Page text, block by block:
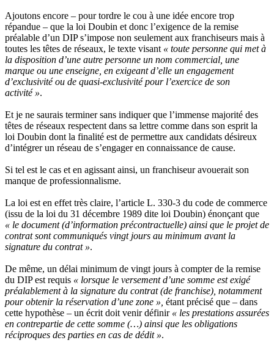
Ajoutons encore – pour tordre le cou à une idée encore trop
répandue – que la loi Doubin et donc l’exigence de la remise
préalable d’un DIP s’impose non seulement aux franchiseurs mais à
toutes les têtes de réseaux, le texte visant « toute personne qui met à
la disposition d’une autre personne un nom commercial, une
marque ou une enseigne, en exigeant d’elle un engagement
d’exclusivité ou de quasi-exclusivité pour l’exercice de son
activité ».
Et je ne saurais terminer sans indiquer que l’immense majorité des
têtes de réseaux respectent dans sa lettre comme dans son esprit la
loi Doubin dont la finalité est de permettre aux candidats désireux
d’intégrer un réseau de s’engager en connaissance de cause.
Si tel est le cas et en agissant ainsi, un franchiseur avouerait son
manque de professionnalisme.
La loi est en effet très claire, l’article L. 330-3 du code de commerce
(issu de la loi du 31 décembre 1989 dite loi Doubin) énonçant que
« le document (d’information précontractuelle) ainsi que le projet de
contrat sont communiqués vingt jours au minimum avant la
signature du contrat ».
De même, un délai minimum de vingt jours à compter de la remise
du DIP est requis « lorsque le versement d’une somme est exigé
préalablement à la signature du contrat (de franchise), notamment
pour obtenir la réservation d’une zone », étant précisé que – dans
cette hypothèse – un écrit doit venir définir« les prestations assurées
en contrepartie de cette somme (…) ainsi que les obligations
réciproques des parties en cas de dédit ».